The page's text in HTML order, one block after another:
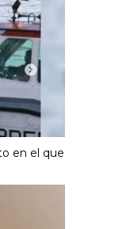
en el que